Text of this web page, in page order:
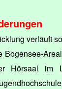
verläuft
Bogensee-
Hörsaal im